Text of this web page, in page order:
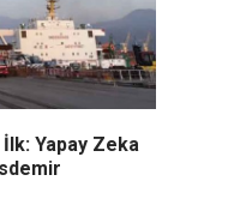
Yapay Zeka